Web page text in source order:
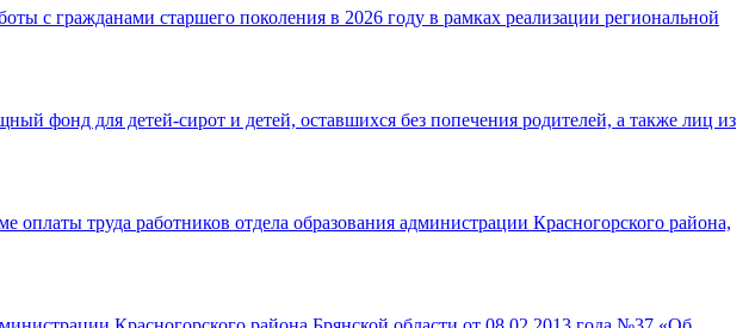
с гражданами старшего поколения в 2026 году в рамках реализации региональной
фонд для детей-сирот и детей, оставшихся без попечения родителей, а также лиц из
труда работников отдела образования администрации Красногорского района,